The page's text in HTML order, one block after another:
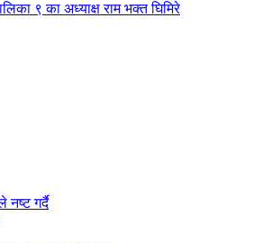
९ का अध्याक्ष राम भक्त घिमिरे
नष्ट गर्दै